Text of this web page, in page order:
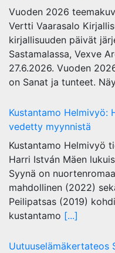
Vuoden 2026
Vertti Vaarasalo
kirjallisuuden päivät
Sastamalassa, Vexve
27.6.2026. Vuoden
on Sanat ja tunteet.
Kustantamo Helmivyö:
vedetty myynnistä
Kustantamo Helmivyö
Harri István Mäen
Syynä on
mahdollinen (2022)
Peilipatsas (2019)
kustantamo [...]
Uutuuselämäkertateos